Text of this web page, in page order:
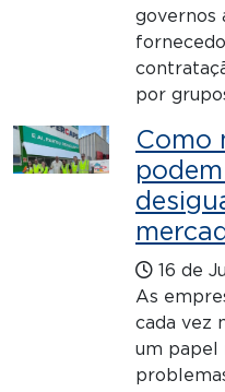
governos
por
Como
16 de
As
cada vez
um papel